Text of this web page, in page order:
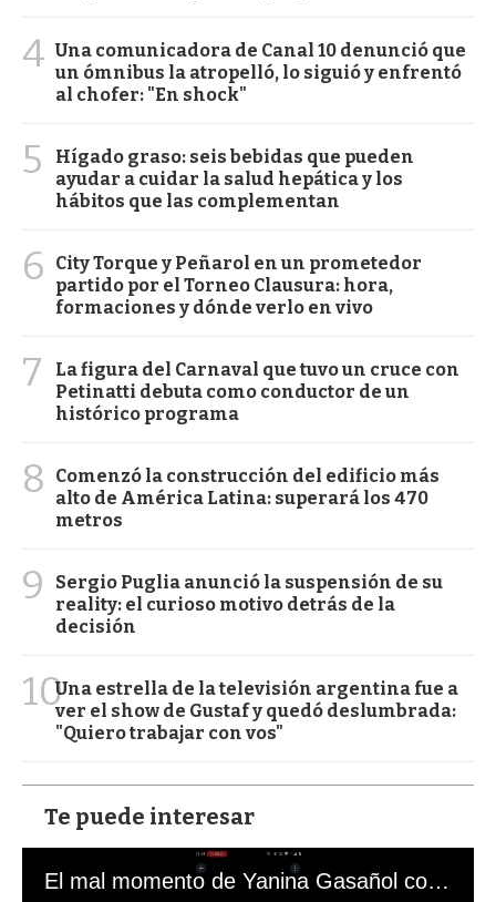
4 Una comunicadora de Canal 10 denunció que
un ómnibus la atropelló, lo siguió y enfrentó
al chofer: "En shock"
5
Hígado graso: seis bebidas que pueden
ayudar a cuidar la salud hepática y los
hábitos que las complementan
6
City Torque y Peñarol en un prometedor
partido por el Torneo Clausura: hora,
formaciones y dónde verlo en vivo
7
La figura del Carnaval que tuvo un cruce con
Petinatti debuta como conductor de un
histórico programa
8
Comenzó la construcción del edificio más
alto de América Latina: superará los 470
metros
9
Sergio Puglia anunció la suspensión de su
reality: el curioso motivo detrás de la
decisión
10Una estrella de la televisión argentina fue a
ver el show de Gustaf y quedó deslumbrada:
"Quiero trabajar con vos"
Te puede interesar
El mal momento de Yanina Gasañol con un hincha argentino en "Subrayado"